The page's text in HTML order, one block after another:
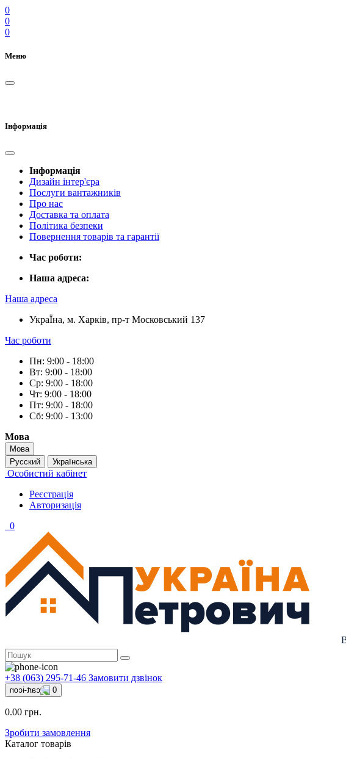
0
0
0
Меню
Інформація
Інформація
Дизайн інтер'єра
Послуги вантажників
Про нас
Доставка та оплата
Політика безпеки
Повернення товарів та гарантії
Час роботи:
Наша адреса:
Наша адреса
УкраЇна, м. Харків, пр-т Московський 137
Час роботи
Пн: 9:00 - 18:00
Вт: 9:00 - 18:00
Ср: 9:00 - 18:00
Чт: 9:00 - 18:00
Пт: 9:00 - 18:00
Сб: 9:00 - 13:00
Мова
Мова
Русский
Українська
Особистий кабінет
Реєстрація
Авторизація
0
+38 (063) 295-71-46 Замовити дзвінок
0
0.00 грн.
Зробити замовлення
Каталог товарів